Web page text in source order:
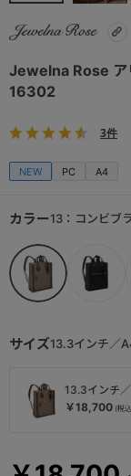
Jewelna Rose ア
16302
3件
NEW PC A4
サイズ13.3インチ／
13.3インチ
￥18,700
カラー13：コンビブ